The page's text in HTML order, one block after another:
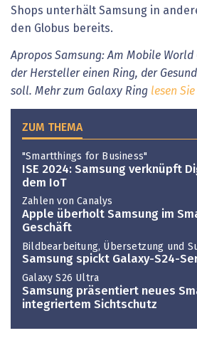
Shops unterhält Samsung in
den Globus bereits.
Apropos Samsung: Am Mobile World
der Hersteller einen Ring, der
soll. Mehr zum Galaxy Ring lesen
ZUM THEMA
"Smartthings for Business"
ISE 2024: Samsung verknüpft
dem IoT
Zahlen von Canalys
Apple überholt Samsung im
Geschäft
Bildbearbeitung, Übersetzung und
Samsung spickt Galaxy-S24-
Galaxy S26 Ultra
Samsung präsentiert neues
integriertem Sichtschutz